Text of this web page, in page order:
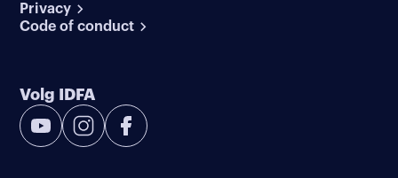
Privacy
Code of conduct
Volg IDFA